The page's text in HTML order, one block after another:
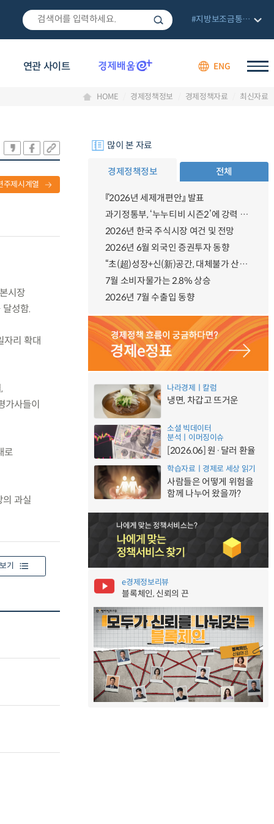
연관 사이트 ENG
#지방보조금통합관리망
HOME 경제정책정보 경제정책자료 최신자료
주제시계열
시장
성함.
자리 확대
사들이
로
과실
기
많이 본 자료
경제정책정보 전체
『2026년 세제개편안』 발표
과기정통부, ‘누누티비 시즌2’에 강력 대응 의지 밝혀
2026년 한국 주식시장 여건 및 전망
2026년 6월 외국인 증권투자 동향
“초(超)성장+신(新)공간, 대체불가 산업강국”
7월 소비자물가는 2.8% 상승
2026년 7월 수출입 동향
나라경제ㅣ칼럼
냉면, 차갑고 뜨거운
소셜 빅데이터
분석ㅣ이머징이슈
[2026.06] 원·달러 환율
학습자료ㅣ경제로 세상 읽기
사람들은 어떻게 위험을
함께 나누어 왔을까?
e경제정보리뷰
블록체인, 신뢰의 끈